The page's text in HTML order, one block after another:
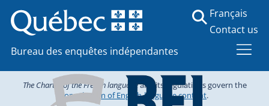
Bureau des enquêtes indépendantes
Français
Contact us
The Charter of the French languageand its regulations govern the
consultation of English-language content.